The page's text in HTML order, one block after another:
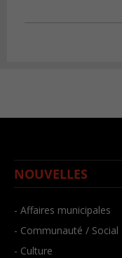
NOUVELLES
- Affaires municipales
- Communauté / Social
- Culture